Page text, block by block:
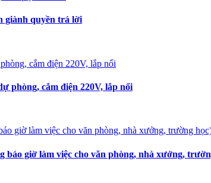
giành quyền trả lời
phòng, cắm điện 220V, lắp nổi
báo giờ làm việc cho văn phòng, nhà xưởng,